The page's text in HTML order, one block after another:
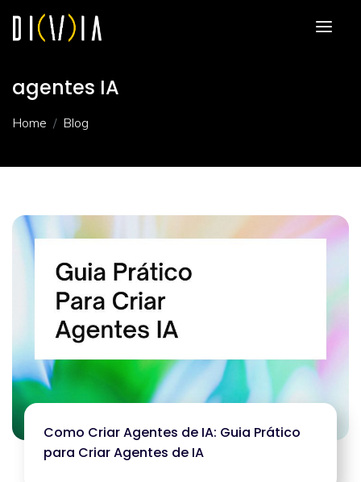
agentes IA
Home Blog
Como Criar Agentes de IA: Guia Prático
para Criar Agentes de IA